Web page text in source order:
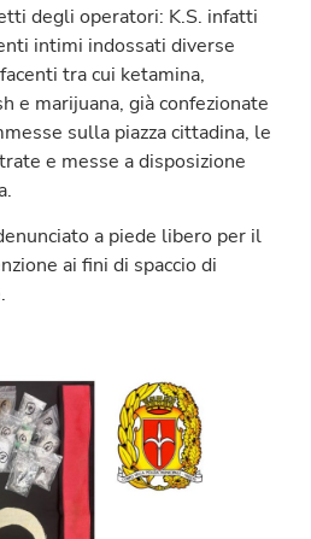
degli operatori: K.S. infatti
intimi indossati diverse
tra cui ketamina,
e marijuana, già confezionate
sulla piazza cittadina, le
e messe a disposizione
a piede libero per il
ai fini di spaccio di